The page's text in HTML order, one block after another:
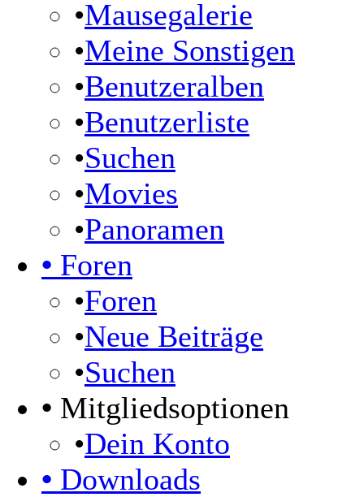
•Mausegalerie
•Meine Sonstigen
•Benutzeralben
•Benutzerliste
•Suchen
•Movies
•Panoramen
• Foren
•Foren
•Neue Beiträge
•Suchen
• Mitgliedsoptionen
•Dein Konto
• Downloads